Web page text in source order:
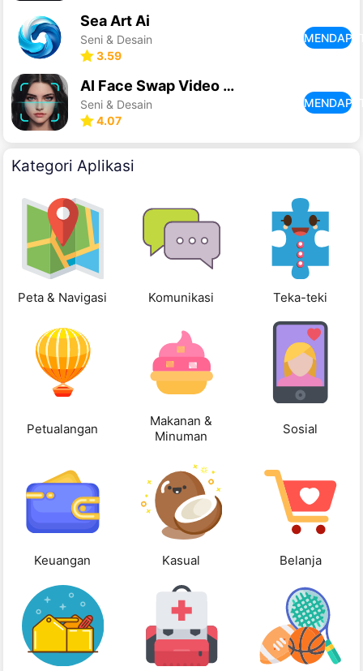
Sea Art Ai
Seni & Desain
3.59
AI Face Swap Video App-Swapme
Seni & Desain
4.07
Kategori Aplikasi
Peta & Navigasi Komunikasi Teka-teki
Petualangan
Makanan &
Minuman
Sosial
Keuangan Kasual Belanja